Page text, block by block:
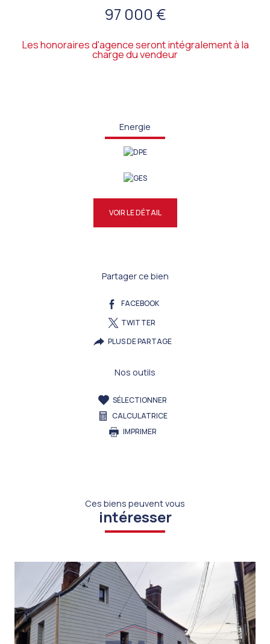
97 000 €
Les honoraires d'agence seront intégralement à la
charge du vendeur
Energie
VOIR LE DÉTAIL
Partager ce bien
FACEBOOK
TWITTER
PLUS DE PARTAGE
Nos outils
SÉLECTIONNER
CALCULATRICE
IMPRIMER
Ces biens peuvent vous
intéresser